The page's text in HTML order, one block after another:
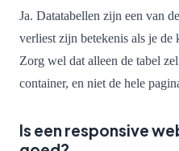
Ja. Datatabellen zijn een van
verliest zijn betekenis als je de
Zorg wel dat alleen de tabel
container, en niet de hele
Is een responsive